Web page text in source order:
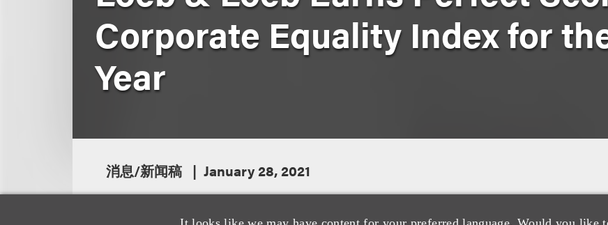
Corporate Equality Index for
Year
消息/新闻稿 January 28, 2021